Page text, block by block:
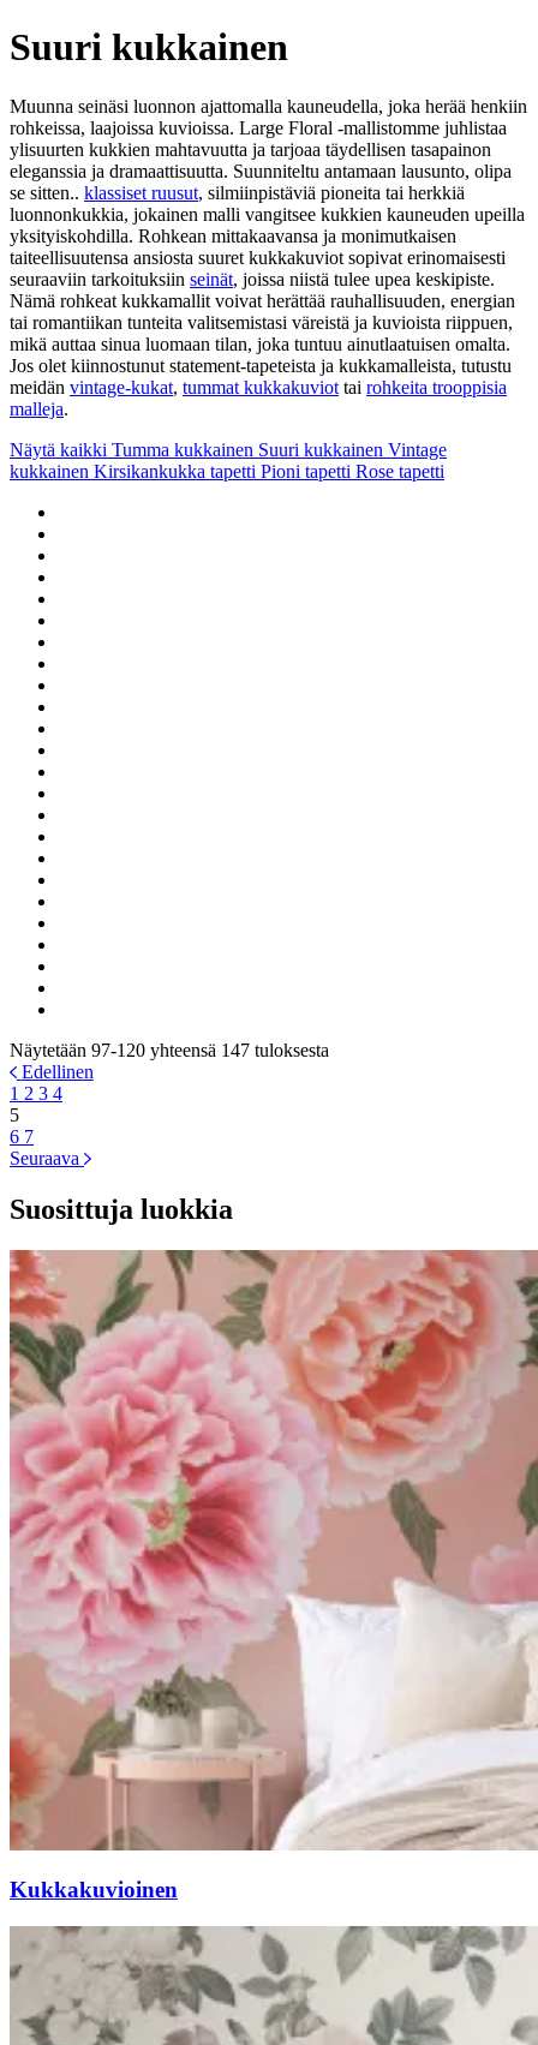
Suuri kukkainen
Muunna seinäsi luonnon ajattomalla kauneudella, joka herää henkiin
rohkeissa, laajoissa kuvioissa. Large Floral -mallistomme juhlistaa
ylisuurten kukkien mahtavuutta ja tarjoaa täydellisen tasapainon
eleganssia ja dramaattisuutta. Suunniteltu antamaan lausunto, olipa
se sitten.. klassiset ruusut, silmiinpistäviä pioneita tai herkkiä
luonnonkukkia, jokainen malli vangitsee kukkien kauneuden upeilla
yksityiskohdilla. Rohkean mittakaavansa ja monimutkaisen
taiteellisuutensa ansiosta suuret kukkakuviot sopivat erinomaisesti
seuraaviin tarkoituksiin seinät, joissa niistä tulee upea keskipiste.
Nämä rohkeat kukkamallit voivat herättää rauhallisuuden, energian
tai romantiikan tunteita valitsemistasi väreistä ja kuvioista riippuen,
mikä auttaa sinua luomaan tilan, joka tuntuu ainutlaatuisen omalta.
Jos olet kiinnostunut statement-tapeteista ja kukkamalleista, tutustu
meidän vintage-kukat, tummat kukkakuviot tai rohkeita trooppisia
malleja.
Näytä kaikki Tumma kukkainen Suuri kukkainen Vintage
kukkainen Kirsikankukka tapetti Pioni tapetti Rose tapetti
Näytetään 97-120 yhteensä 147 tuloksesta
Edellinen
1 2 3 4
5
6 7
Seuraava
Suosittuja luokkia
Kukkakuvioinen